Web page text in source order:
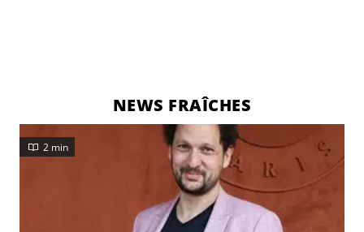
NEWS FRAÎCHES
2 min